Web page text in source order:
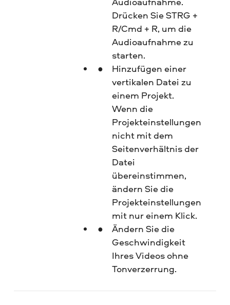
Drücken Sie STRG +
R/Cmd + R, um die
Audioaufnahme zu
starten.
Hinzufügen einer
vertikalen Datei zu
einem Projekt.
Wenn die
Projekteinstellungen
nicht mit dem
Seitenverhältnis der
Datei
übereinstimmen,
ändern Sie die
Projekteinstellungen
mit nur einem Klick.
Ändern Sie die
Geschwindigkeit
Ihres Videos ohne
Tonverzerrung.